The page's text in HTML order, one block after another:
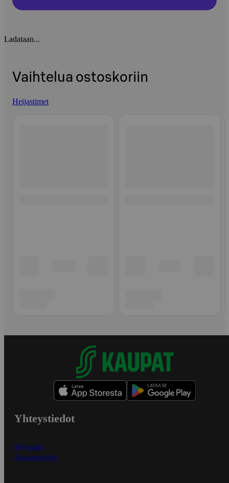
Ladataan...
Vaihtelua ostoskoriin
Heijastimet
Yhteystiedot
Myymälät
Asiakaspalvelu